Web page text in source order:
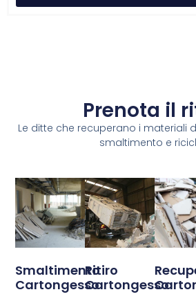
Prenota il
Le ditte che recuperano i materiali
smaltimento e
Smaltimento
Cartongesso
Ritiro
Cartongesso